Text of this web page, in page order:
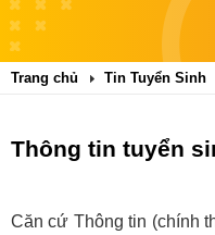
Trang chủ Tin Tuyển Sinh
Thông tin tuyển
Căn cứ Thông tin (chính